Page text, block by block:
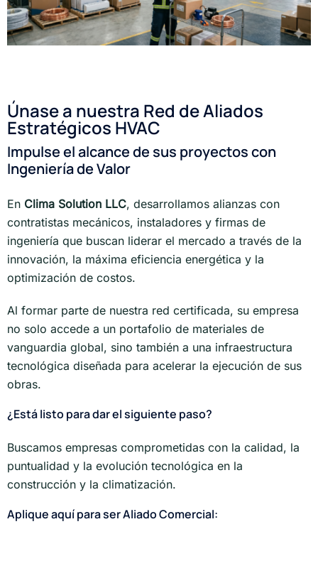
Únase a nuestra Red de Aliados
Estratégicos HVAC
Impulse el alcance de sus proyectos con
Ingeniería de Valor
En Clima Solution LLC, desarrollamos alianzas con
contratistas mecánicos, instaladores y firmas de
ingeniería que buscan liderar el mercado a través de la
innovación, la máxima eficiencia energética y la
optimización de costos.
Al formar parte de nuestra red certificada, su empresa
no solo accede a un portafolio de materiales de
vanguardia global, sino también a una infraestructura
tecnológica diseñada para acelerar la ejecución de sus
obras.
¿Está listo para dar el siguiente paso?
Buscamos empresas comprometidas con la calidad, la
puntualidad y la evolución tecnológica en la
construcción y la climatización.
Aplique aquí para ser Aliado Comercial: